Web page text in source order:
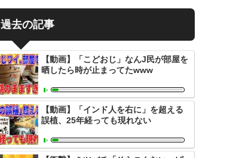
過去の記事
【動画】「こどおじ」なんJ民が部屋を
晒したら時が止まってたwww
【動画】「インド人を右に」を超える
誤植、25年経っても現れない